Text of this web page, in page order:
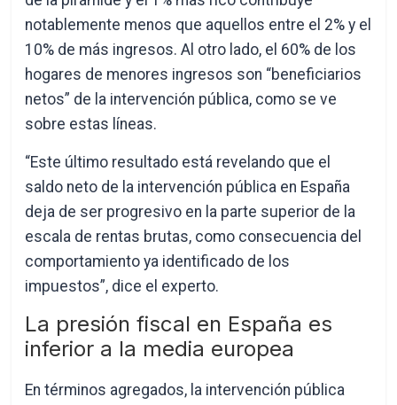
notablemente menos que aquellos entre el 2% y el
10% de más ingresos. Al otro lado, el 60% de los
hogares de menores ingresos son “beneficiarios
netos” de la intervención pública, como se ve
sobre estas líneas.
“Este último resultado está revelando que el
saldo neto de la intervención pública en España
deja de ser progresivo en la parte superior de la
escala de rentas brutas, como consecuencia del
comportamiento ya identificado de los
impuestos”, dice el experto.
La presión fiscal en España es
inferior a la media europea
En términos agregados, la intervención pública